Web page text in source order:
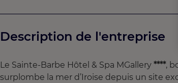
Description de l'entreprise
Le Sainte-Barbe Hôtel & Spa MGallery ****,
surplombe la mer d’Iroise depuis un site